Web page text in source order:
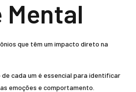
Mental
que têm um impacto direto na
cada um é essencial para identificar
emoções e comportamento.